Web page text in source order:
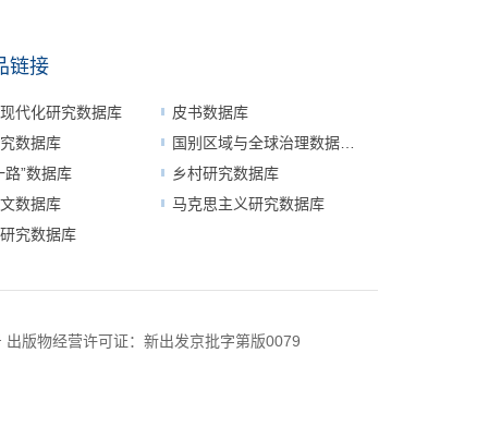
链接
代化研究数据库
皮书数据库
数据库
国别区域与全球治理数据平台
路”数据库
乡村研究数据库
数据库
马克思主义研究数据库
究数据库
出版物经营许可证：新出发京批字第版0079